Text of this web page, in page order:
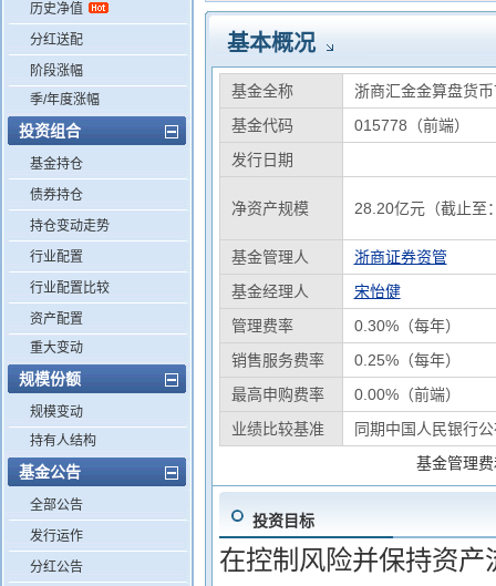
历史净值
分红送配
阶段涨幅
季/年度涨幅
投资组合
基金持仓
债券持仓
持仓变动走势
行业配置
行业配置比较
资产配置
重大变动
规模份额
规模变动
持有人结构
基金公告
全部公告
发行运作
分红公告
基本概况
基金全称
浙商汇金金算盘货
基金代码
015778（前端）
发行日期
净资产规模 28.20亿元（截止至
基金管理人
浙商证券资管
基金经理人
宋怡健
管理费率
0.30%（每年）
销售服务费率
0.25%（每年）
最高申购费率
0.00%（前端）
业绩比较基准
同期中国人民银行
基金管理
投资目标
在控制风险并保持资